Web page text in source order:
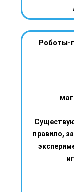
Роботы-
правило,